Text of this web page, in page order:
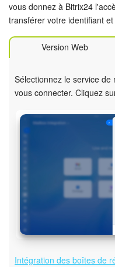
CRM + Boutique
Marketing
Entreprise
Widget de
Téléphonie
vous donnez à Bitrix24
transférer votre identifiant
Version Web
Sélectionnez le service
vous connecter. Cliquez
Intégration des boîtes de